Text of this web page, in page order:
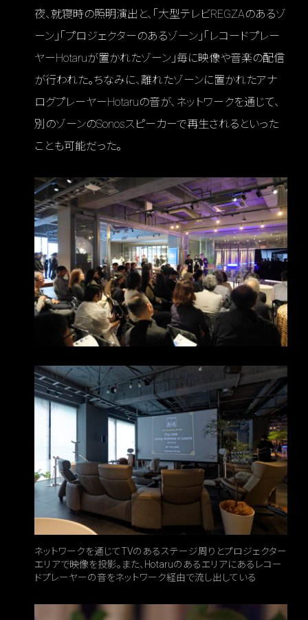
夜、就寝時の照明演出と、「大型テレビREGZAのあるゾ
ーン」「プロジェクターのあるゾーン」「レコードプレー
ヤーHotaruが置かれたゾーン」毎に映像や音楽の配信
が行われた。ちなみに、離れたゾーンに置かれたアナ
ログプレーヤーHotaruの音が、ネットワークを通じて、
別のゾーンのSonosスピーカーで再生されるといった
ことも可能だった。
ネットワークを通じてTVのあるステージ周りとプロジェクター
エリアで映像を投影。また、Hotaruのあるエリアにあるレコー
ドプレーヤーの音をネットワーク経由で流し出している